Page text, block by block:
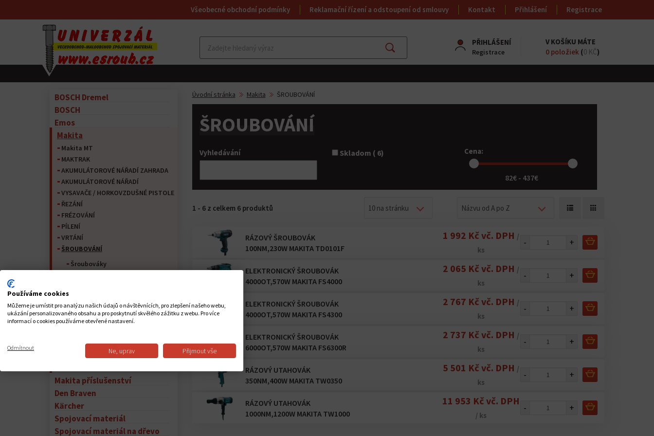
Všeobecné obchodní podmínky Reklamační řízení a odstoupení od smlouvy Kontakt Přihlášení Registrace
Najít
PŘIHLÁŠENÍ
Registrace
V KOŠÍKU MÁTE
0 položiek (0 KČ)
BOSCH Dremel
BOSCH
Emos
Makita
Makita MT
MAKTRAK
AKUMULÁTOROVÉ NÁŘADÍ ZAHRADA
AKUMULÁTOROVÉ NÁŘADÍ
VYSAVAČE / HORKOVZDUŠNÉ PISTOLE
ŘEZÁNÍ
FRÉZOVÁNÍ
PÍLENÍ
VRTÁNÍ
ŠROUBOVÁNÍ
Šroubováky
VZDUCHOTECHNIKA
ZAHRADNÍ NÁŘADÍ
VRTACÍ / BOURACÍ KLADIVA
MĚŘENÍ VZDÁLENOSTI
Makita příslušenství
Den Braven
Kärcher
Spojovací materiál
Spojovací materiál na dřevo
Úvodní stránka Makita ŠROUBOVÁNÍ
ŠROUBOVÁNÍ
Vyhledávání Skladom ( 6) Cena:
82€ - 437€
1 - 6 z celkem 6 produktů 10 na stránku Názvu od A po Z
RÁZOVÝ ŠROUBOVÁK
100NM,230W MAKITA TD0101F
1 992 Kč vč. DPH /
ks
- +
ELEKTRONICKÝ ŠROUBOVÁK
4000OT,570W MAKITA FS4000
2 065 Kč vč. DPH /
ks
- +
ELEKTRONICKÝ ŠROUBOVÁK
4000OT,570W MAKITA FS4300
2 767 Kč vč. DPH /
ks
- +
ELEKTRONICKÝ ŠROUBOVÁK
6000OT,570W MAKITA FS6300R
2 737 Kč vč. DPH /
ks
- +
RÁZOVÝ UTAHOVÁK
350NM,400W MAKITA TW0350
5 501 Kč vč. DPH /
ks
- +
RÁZOVÝ UTAHOVÁK
1000NM,1200W MAKITA TW1000
11 953 Kč vč. DPH
/ ks
- +
Používáme cookies
Můžeme je umístit pro analýzu našich údajů o návštěvnících, pro zlepšení našeho webu,
ukázání personalizovaného obsahu a pro poskytnutí skvělého zážitku z webu. Pro více
informací o cookies používáme otevřené nastavení.
Odmítnout Ne, uprav Přijmout vše